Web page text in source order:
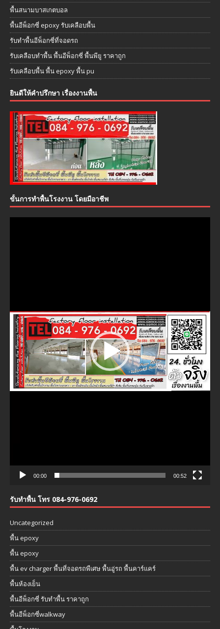
พื้นสนามบาสเกตบอล
พื้นอีพ็อกซี่ epoxy รับเคลือบพื้น
รับทำพื้นอีพ็อกซี่ที่จอดรถ
รับเคลือบทำพื้น พื้นอีพ็อกซี่ พื้นพียู ราคาถูก
รับเคลือบพื้น พื้น epoxy พื้น pu
ยินดีให้คำปรึกษา เรื่องงานพื้น
ขั้นการทำพื้นโรงงาน โดยมือาชีพ
00:00 00:52
รับทำพื้น โทร 084-976-0692
Uncategorized
พื้น epoxy
พื้น epoxy
พื้น ev charger พื้นที่จอดรถพืเศษ พื้นอู่รถ พื้นคาร์แคร์
พื้นห้องเย็น
พื้นอีพ็อกซี่ รับทำพื้น ราคาถูก
พื้นอีพ็อกซี่walkway